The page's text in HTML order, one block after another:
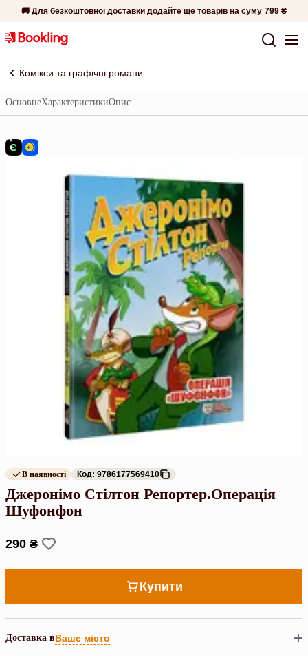
🚚 Для безкоштовної доставки додайте ще товарів на суму 799 ₴
Комікси та графічні романи
ОсновнеХарактеристикиОпис
В наявності Код: 9786177569410
Джеронімо Стілтон Репортер.Операція
Шуфонфон
290 ₴
Купити
Доставка вВаше місто